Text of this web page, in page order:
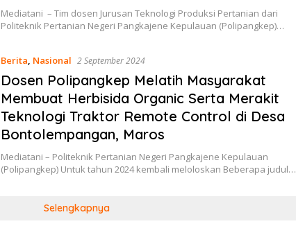
Mediatani – Tim dosen Jurusan Teknologi Produksi Pertanian dari
Politeknik Pertanian Negeri Pangkajene Kepulauan (Polipangkep)…
Berita, Nasional 2 September 2024
Dosen Polipangkep Melatih Masyarakat
Membuat Herbisida Organic Serta Merakit
Teknologi Traktor Remote Control di Desa
Bontolempangan, Maros
Mediatani – Politeknik Pertanian Negeri Pangkajene Kepulauan
(Polipangkep) Untuk tahun 2024 kembali meloloskan Beberapa judul…
Selengkapnya